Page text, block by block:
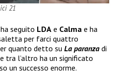
21
ha seguito LDA e Calma e ha
per farci quattro
quanto detto su La paranza di
tra l’altro ha un significato
un successo enorme.